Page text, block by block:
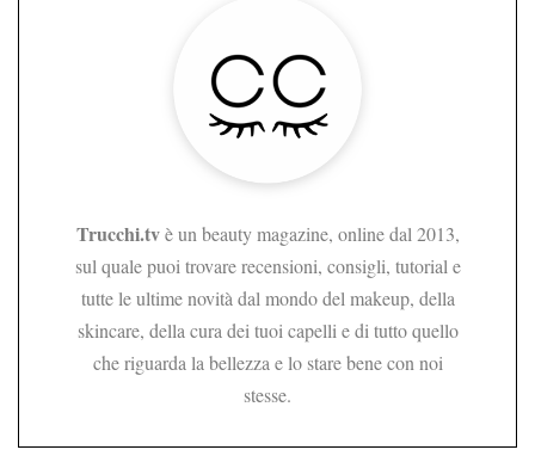
Trucchi.tvè un beauty magazine, online dal 2013,
sul quale puoi trovare recensioni, consigli, tutorial e
tutte le ultime novità dal mondo del makeup, della
skincare, della cura dei tuoi capelli e di tutto quello
che riguarda la bellezza e lo stare bene con noi
stesse.